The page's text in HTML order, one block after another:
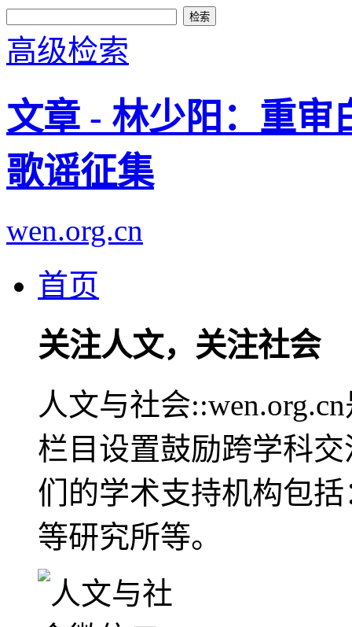
高级检索
文章 - 林少阳：重审
歌谣征集
wen.org.cn
首页
关注人文，关注社会
人文与社会
栏目设置鼓励跨学科
们的学术支持机构包
等研究所等。